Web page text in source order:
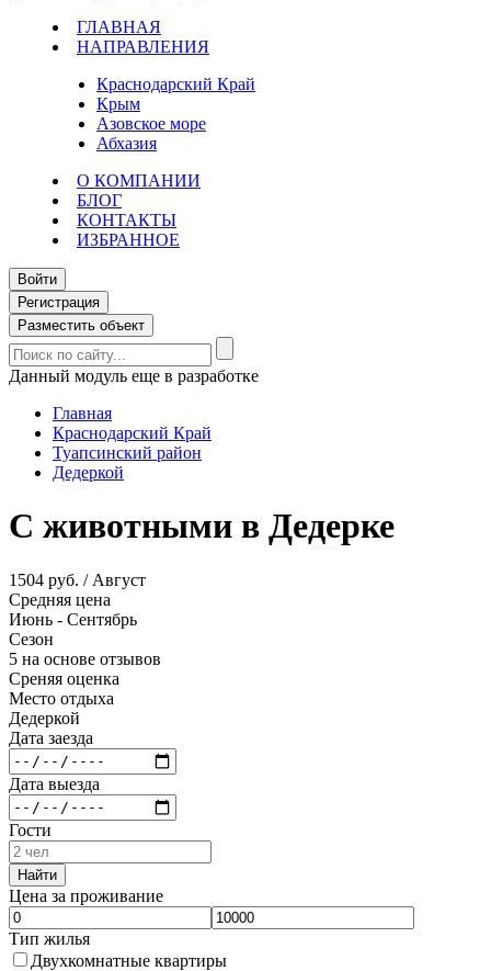
ГЛАВНАЯ
НАПРАВЛЕНИЯ
Краснодарский Край
Крым
Азовское море
Абхазия
О КОМПАНИИ
БЛОГ
КОНТАКТЫ
ИЗБРАННОЕ
Войти
Регистрация
Разместить объект
Данный модуль еще в разработке
Главная
Краснодарский Край
Туапсинский район
Дедеркой
С животными в Дедерке
1504 руб. / Август
Средняя цена
Июнь - Сентябрь
Сезон
5 на основе отзывов
Среняя оценка
Место отдыха
Дедеркой
Дата заезда
Дата выезда
Гости
Найти
Цена за проживание
Тип жилья
Двухкомнатные квартиры